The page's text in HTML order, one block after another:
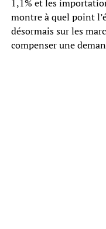
1,1% et les
montre à quel point
désormais sur les
compenser une